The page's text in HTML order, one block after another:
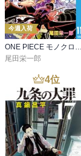
今週入荷
尾田栄一郎
4位